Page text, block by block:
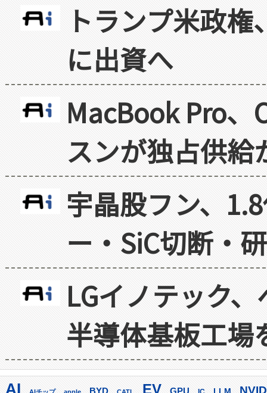
トランプ米政
に出資へ
MacBook Pro
スンが独占供給
宇晶股フン、
ー・SiC切断・
LGイノテック
半導体基板工場
AI EV